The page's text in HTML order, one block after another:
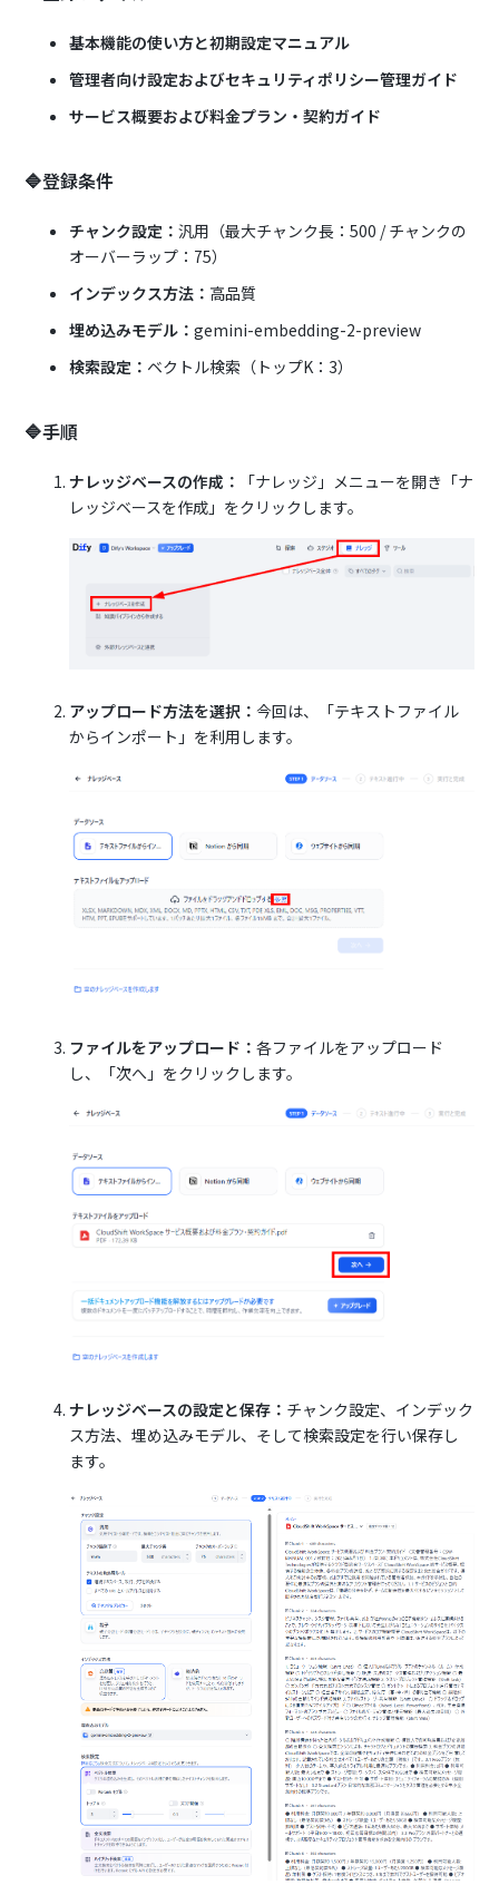
基本機能の使い方と初期設定マニュアル
管理者向け設定およびセキュリティポリシー管理ガイド
サービス概要および料金プラン・契約ガイド
🔷登録条件
チャンク設定：汎用（最大チャンク長：500 / チャンクの
オーバーラップ：75）
インデックス方法： 高品質
埋め込みモデル：gemini-embedding-2-preview
検索設定： ベクトル検索（トップK：3）
🔷手順
ナレッジベースの作成：
「ナレッジ」メニューを開き「ナ
レッジベースを作成」をクリックします。
アップロード方法を選択：今回は、「テキストファイル
からインポート」を利用します。
ファイルをアップロード：各ファイルをアップロード
し、「次へ」をクリックします。
ナレッジベースの設定と保存： チャンク設定、インデック
ス方法、埋め込みモデル、そして検索設定を行い保存し
ます。